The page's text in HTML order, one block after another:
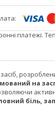
платежі.
засіб,
на
біль,